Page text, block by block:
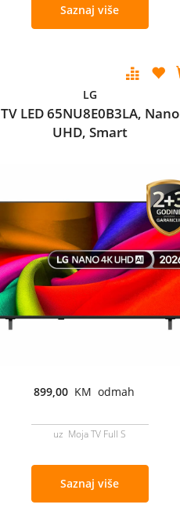
Saznaj više
LG
TV LED 65NU8E0B3LA, Nano
UHD, Smart
899,00 KM odmah
uz Moja TV Full S
Saznaj više